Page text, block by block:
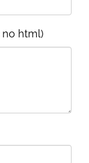
no html)